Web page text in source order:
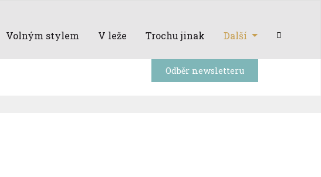
Volným stylem V leže Trochu jinak Další
Odběr newsletteru